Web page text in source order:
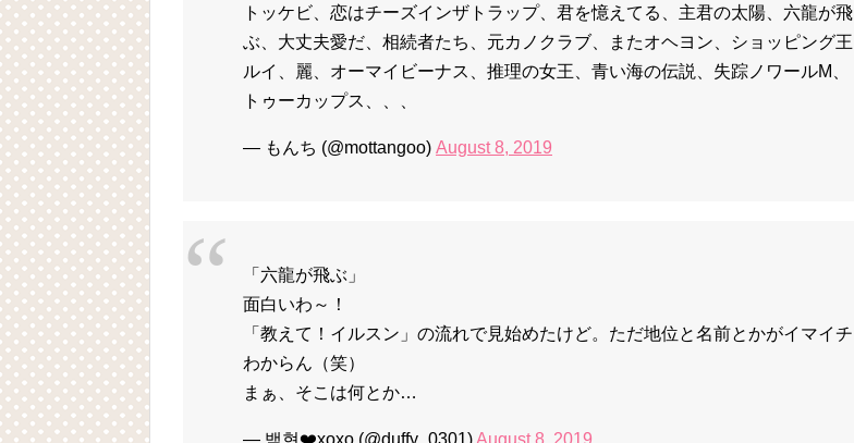
トッケビ、恋はチーズインザトラップ、君を憶えてる、主君の太陽、六龍が飛
ぶ、大丈夫愛だ、相続者たち、元カノクラブ、またオヘヨン、ショッピング王
ルイ、麗、オーマイビーナス、推理の女王、青い海の伝説、失踪ノワールM、
トゥーカップス、、、
— もんち (@mottangoo) August 8, 2019
「六龍が飛ぶ」
面白いわ～！
「教えて！イルスン」の流れで見始めたけど。ただ地位と名前とかがイマイチ
わからん（笑）
まぁ、そこは何とか…